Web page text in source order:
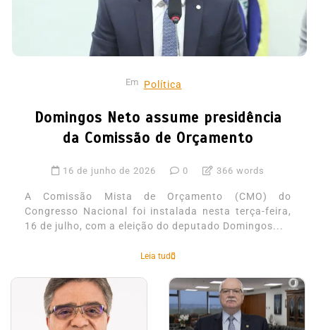
Em Política
Domingos Neto assume presidência
da Comissão de Orçamento
16 de junho de 2026 0 366 words
A Comissão Mista de Orçamento (CMO) do
Congresso Nacional foi instalada nesta terça‑feira,
16 de julho, com a eleição do deputado Domingos...
Leia tudo